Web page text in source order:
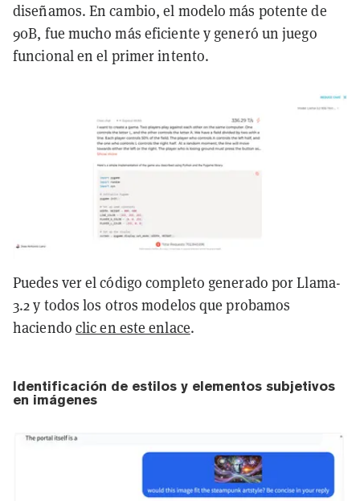
diseñamos. En cambio, el modelo más potente de
90B, fue mucho más eficiente y generó un juego
funcional en el primer intento.
Puedes ver el código completo generado por Llama-
3.2 y todos los otros modelos que probamos
haciendo clic en este enlace.
Identificación de estilos y elementos subjetivos
en imágenes